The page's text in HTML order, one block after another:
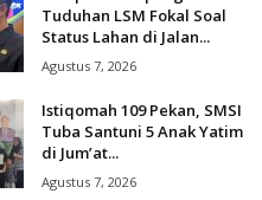
Tuduhan LSM Fokal Soal
Status Lahan di Jalan...
Agustus 7, 2026
Istiqomah 109 Pekan, SMSI
Tuba Santuni 5 Anak Yatim
di Jum’at...
Agustus 7, 2026